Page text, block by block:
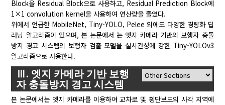
Block을 Residual Block으로 사용하고, Residual Prediction Block에
1×1 convolution kernel을 사용하여 연산량을 줄였다.
위에서 언급한 MobileNet, Tiny-YOLO, Pelee 외에도 다양한 경량화 딥
러닝 알고리즘이 있으며, 본 논문에서 는 엣지 카메라 기반의 보행자 충돌
방지 경고 시스템의 보행자 검출 모델을 실시간성에 강한 Tiny-YOLOv3
알고리즘으로 사용한다.
Ⅲ. 엣지 카메라 기반 보행
자 충돌방지 경고 시스템
본 논문에서는 엣지 카메라를 이용하여 교차로 및 횡단보도의 사각 지역에